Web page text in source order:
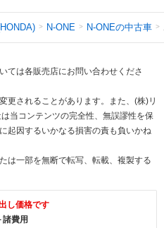
N-ONE N-ONEの中古車
ては各販売店にお問い合わせくださ
更されることがあります。また、(株)リ
当コンテンツの完全性、無誤謬性を保
起因するいかなる損害の責も負いかね
は一部を無断で転写、転載、複製する
し価格です
諸費用